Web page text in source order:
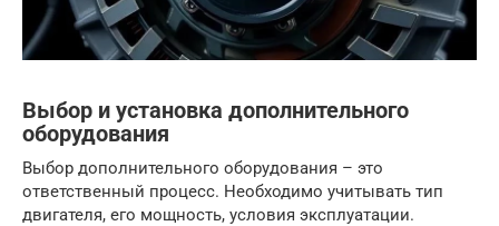
Выбор и установка дополнительного
оборудования
Выбор дополнительного оборудования – это
ответственный процесс. Необходимо учитывать тип
двигателя, его мощность, условия эксплуатации.